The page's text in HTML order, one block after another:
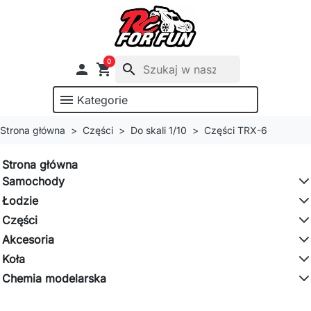
 shopping_cart
0
search
menu Kategorie
Strona główna Części Do skali 1/10 Części TRX-6
Strona główna
Samochody
Łodzie
Części
Akcesoria
Koła
Chemia modelarska